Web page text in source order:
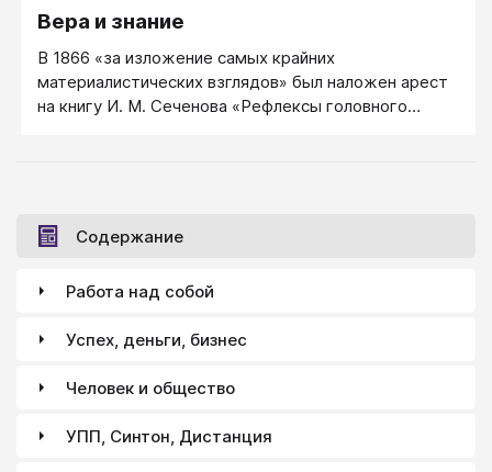
Вера и знание
В 1866 «за изложение самых крайних
материалистических взглядов» был наложен арест
на книгу И. М. Сеченова «Рефлексы головного
душепагубное и вредоносное учение».
Впоследствии арест на книгу был снят, но до 1894
хранения в библиотеках.
Содержание
Работа над собой
Успех, деньги, бизнес
Человек и общество
УПП, Синтон, Дистанция